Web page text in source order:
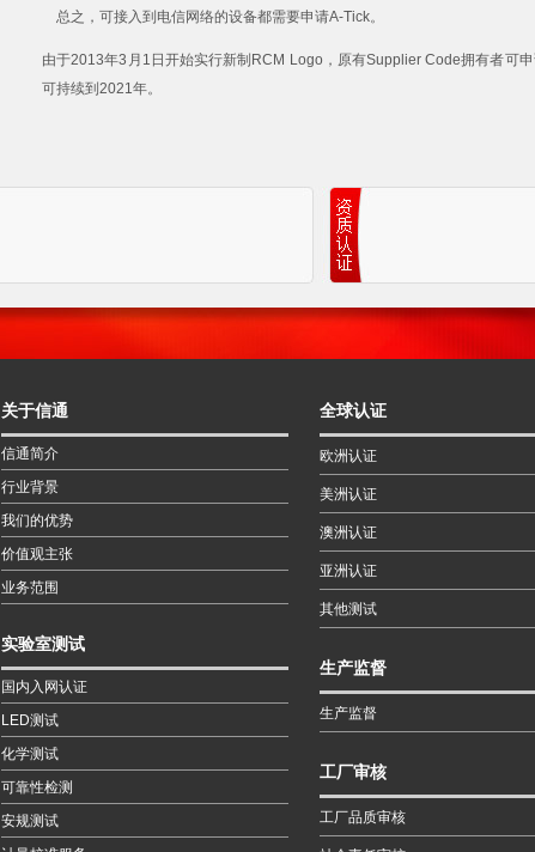
总之，可接入到电信网络的设备都需要申请A-Tick。
由于2013年3月1日开始实行新制RCM Logo，原有Supplier Code拥有者可
可持续到2021年。
关于信通
信通简介
行业背景
我们的优势
价值观主张
业务范围
实验室测试
国内入网认证
LED测试
化学测试
可靠性检测
安规测试
全球认证
欧洲认证
美洲认证
澳洲认证
亚洲认证
其他测试
生产监督
生产监督
工厂审核
工厂品质审核